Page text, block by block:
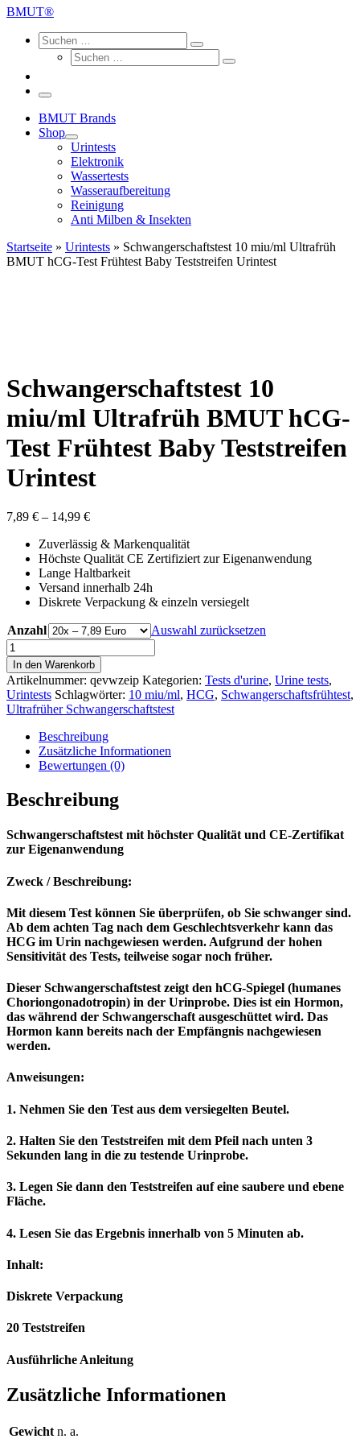
BMUT®
Search
Suche
Suchen
Suche
Suchen
Menü
BMUT Brands
Shop
Urintests
Elektronik
Wassertests
Wasseraufbereitung
Reinigung
Anti Milben & Insekten
Startseite » Urintests » Schwangerschaftstest 10 miu/ml Ultrafrüh
BMUT hCG-Test Frühtest Baby Teststreifen Urintest
Schwangerschaftstest 10
miu/ml Ultrafrüh BMUT hCG-
Test Frühtest Baby Teststreifen
Urintest
7,89 € – 14,99 €Preisspanne:
bis
14,99 €
Zuverlässig & Markenqualität
Höchste Qualität CE Zertifiziert zur Eigenanwendung
Lange Haltbarkeit
Versand innerhalb 24h
Diskrete Verpackung & einzeln versiegelt
Anzahl
Auswahl zurücksetzen
Schwangerschaftstest
10
miu/ml
Ultrafrüh
BMUT
hCG-
Test
Frühtest
Baby
Teststreifen
Urintest
Menge
In den Warenkorb
Artikelnummer: qevwzeip Kategorien: Tests d'urine, Urine tests,
Urintests Schlagwörter: 10 miu/ml, HCG, Schwangerschaftsfrühtest,
Ultrafrüher Schwangerschaftstest
Beschreibung
Zusätzliche Informationen
Bewertungen (0)
Beschreibung
Schwangerschaftstest mit höchster Qualität und CE-Zertifikat
zur Eigenanwendung
Zweck / Beschreibung:
Mit diesem Test können Sie überprüfen, ob Sie schwanger sind.
Ab dem achten Tag nach dem Geschlechtsverkehr kann das
HCG im Urin nachgewiesen werden. Aufgrund der hohen
Sensitivität des Tests, teilweise sogar noch früher.
Dieser Schwangerschaftstest zeigt den hCG-Spiegel (humanes
Choriongonadotropin) in der Urinprobe. Dies ist ein Hormon,
das während der Schwangerschaft ausgeschüttet wird. Das
Hormon kann bereits nach der Empfängnis nachgewiesen
werden.
Anweisungen:
1. Nehmen Sie den Test aus dem versiegelten Beutel.
2. Halten Sie den Teststreifen mit dem Pfeil nach unten 3
Sekunden lang in die zu testende Urinprobe.
3. Legen Sie dann den Teststreifen auf eine saubere und ebene
Fläche.
4. Lesen Sie das Ergebnis innerhalb von 5 Minuten ab.
Inhalt:
Diskrete Verpackung
20 Teststreifen
Ausführliche Anleitung
Zusätzliche Informationen
Gewicht n. a.